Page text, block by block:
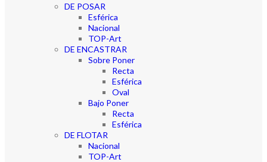
DE POSAR
Esférica
Nacional
TOP-Art
DE ENCASTRAR
Sobre Poner
Recta
Esférica
Oval
Bajo Poner
Recta
Esférica
DE FLOTAR
Nacional
TOP-Art